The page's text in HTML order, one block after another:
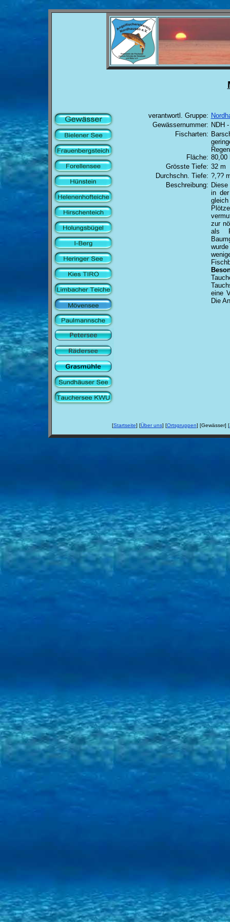
verantwortl. Gruppe:
Gewässernummer: NDH
Fischarten:
Fläche: 80,00
Grösste Tiefe: 32 m
Durchschn. Tiefe: ?,??
Beschreibung:
in
zur
als
eine
Die
[Startseite] [Über uns] [Ortsgruppen] [Gewässer] [